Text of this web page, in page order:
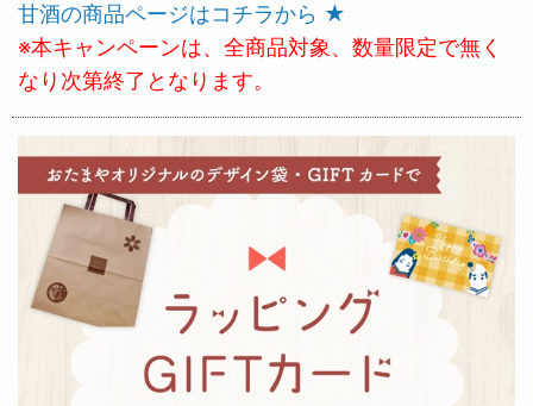
甘酒の商品ページはコチラから ★
※本キャンペーンは、全商品対象、数量限定で無く
なり次第終了となります。